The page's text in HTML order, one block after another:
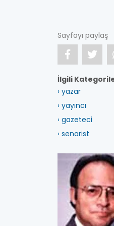
Sayfayı paylaş
İlgili
› yazar
› yayıncı
› gazeteci
› senarist